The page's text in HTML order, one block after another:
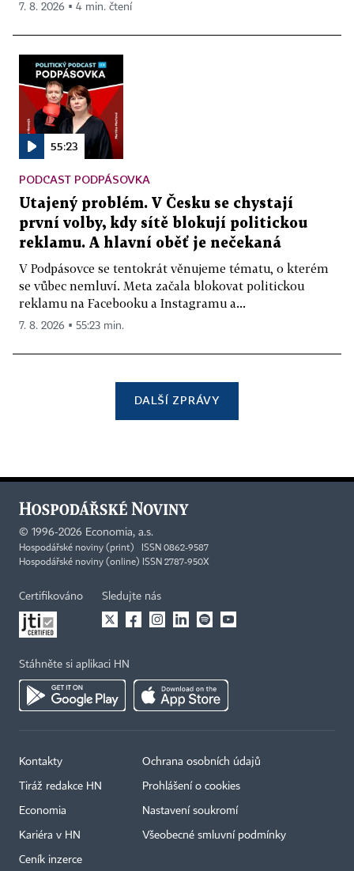
7. 8. 2026 ▪ 4 min. čtení
55:23
PODCAST PODPÁSOVKA
Utajený problém. V Česku se chystají
první volby, kdy sítě blokují politickou
reklamu. A hlavní oběť je nečekaná
V Podpásovce se tentokrát věnujeme tématu, o kterém
se vůbec nemluví. Meta začala blokovat politickou
reklamu na Facebooku a Instagramu a...
7. 8. 2026 ▪ 55:23 min.
DALŠÍ ZPRÁVY
© 1996-2026 Economia, a.s.
Hospodářské noviny (print) ISSN 0862-9587
Hospodářské noviny (online) ISSN 2787-950X
Certifikováno Sledujte nás
Stáhněte si aplikaci HN
Kontakty
Tiráž redakce HN
Economia
Kariéra v HN
Ceník inzerce
Ochrana osobních údajů
Prohlášení o cookies
Nastavení soukromí
Všeobecné smluvní podmínky